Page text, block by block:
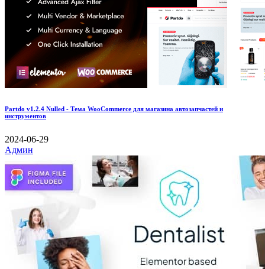
Partdo v1.2.4 Nulled - Тема WooCommerce для магазина автозапчастей и
инструментов
2024-06-29
Админ